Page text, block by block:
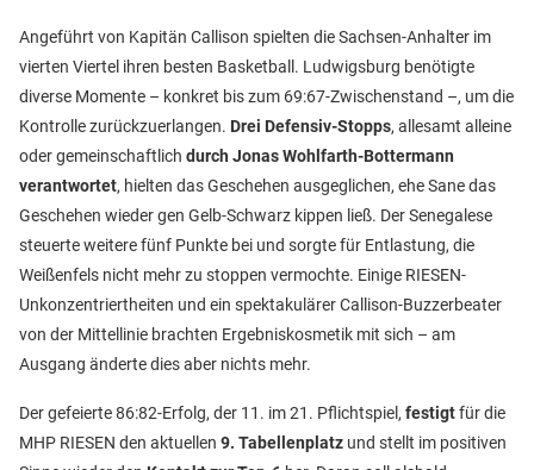
Angeführt von Kapitän Callison spielten die Sachsen-Anhalter im
vierten Viertel ihren besten Basketball. Ludwigsburg benötigte
diverse Momente – konkret bis zum 69:67-Zwischenstand –, um die
Kontrolle zurückzuerlangen. Drei Defensiv-Stopps, allesamt alleine
oder gemeinschaftlich durch Jonas Wohlfarth-Bottermann
verantwortet, hielten das Geschehen ausgeglichen, ehe Sane das
Geschehen wieder gen Gelb-Schwarz kippen ließ. Der Senegalese
steuerte weitere fünf Punkte bei und sorgte für Entlastung, die
Weißenfels nicht mehr zu stoppen vermochte. Einige RIESEN-
Unkonzentriertheiten und ein spektakulärer Callison-Buzzerbeater
von der Mittellinie brachten Ergebniskosmetik mit sich – am
Ausgang änderte dies aber nichts mehr.
Der gefeierte 86:82-Erfolg, der 11. im 21. Pflichtspiel, festigtfür die
MHP RIESEN den aktuellen 9. Tabellenplatz und stellt im positiven